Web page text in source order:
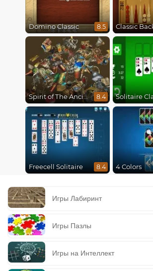
Domino Classic 8.5
Spirit of The Ancient Forest 8.4 Solitaire
Freecell Solitaire 8.4 4 Colors
Игры Лабиринт
Игры Пазлы
Игры на Интеллект